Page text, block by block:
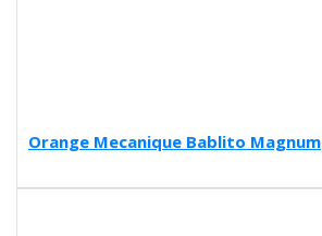
Orange Mecanique Bablito Magnum